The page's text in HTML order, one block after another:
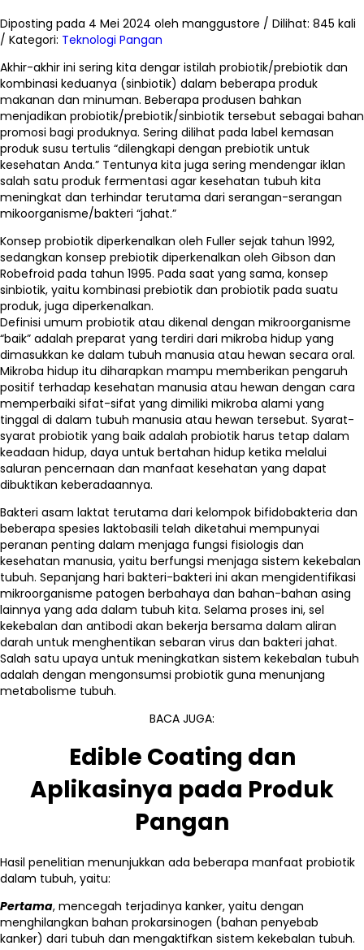
Diposting pada 4 Mei 2024 oleh manggustore / Dilihat: 845 kali
/ Kategori: Teknologi Pangan
Akhir-akhir ini sering kita dengar istilah probiotik/prebiotik dan
kombinasi keduanya (sinbiotik) dalam beberapa produk
makanan dan minuman. Beberapa produsen bahkan
menjadikan probiotik/prebiotik/sinbiotik tersebut sebagai bahan
promosi bagi produknya. Sering dilihat pada label kemasan
produk susu tertulis “dilengkapi dengan prebiotik untuk
kesehatan Anda.” Tentunya kita juga sering mendengar iklan
salah satu produk fermentasi agar kesehatan tubuh kita
meningkat dan terhindar terutama dari serangan-serangan
mikoorganisme/bakteri “jahat.”
Konsep probiotik diperkenalkan oleh Fuller sejak tahun 1992,
sedangkan konsep prebiotik diperkenalkan oleh Gibson dan
Robefroid pada tahun 1995. Pada saat yang sama, konsep
sinbiotik, yaitu kombinasi prebiotik dan probiotik pada suatu
produk, juga diperkenalkan.
Definisi umum probiotik atau dikenal dengan mikroorganisme
“baik” adalah preparat yang terdiri dari mikroba hidup yang
dimasukkan ke dalam tubuh manusia atau hewan secara oral.
Mikroba hidup itu diharapkan mampu memberikan pengaruh
positif terhadap kesehatan manusia atau hewan dengan cara
memperbaiki sifat-sifat yang dimiliki mikroba alami yang
tinggal di dalam tubuh manusia atau hewan tersebut. Syarat-
syarat probiotik yang baik adalah probiotik harus tetap dalam
keadaan hidup, daya untuk bertahan hidup ketika melalui
saluran pencernaan dan manfaat kesehatan yang dapat
dibuktikan keberadaannya.
Bakteri asam laktat terutama dari kelompok bifidobakteria dan
beberapa spesies laktobasili telah diketahui mempunyai
peranan penting dalam menjaga fungsi fisiologis dan
kesehatan manusia, yaitu berfungsi menjaga sistem kekebalan
tubuh. Sepanjang hari bakteri-bakteri ini akan mengidentifikasi
mikroorganisme patogen berbahaya dan bahan-bahan asing
lainnya yang ada dalam tubuh kita. Selama proses ini, sel
kekebalan dan antibodi akan bekerja bersama dalam aliran
darah untuk menghentikan sebaran virus dan bakteri jahat.
Salah satu upaya untuk meningkatkan sistem kekebalan tubuh
adalah dengan mengonsumsi probiotik guna menunjang
metabolisme tubuh.
BACA JUGA:
Edible Coating dan
Aplikasinya pada Produk
Pangan
Hasil penelitian menunjukkan ada beberapa manfaat probiotik
dalam tubuh, yaitu:
Pertama, mencegah terjadinya kanker, yaitu dengan
menghilangkan bahan prokarsinogen (bahan penyebab
kanker) dari tubuh dan mengaktifkan sistem kekebalan tubuh.